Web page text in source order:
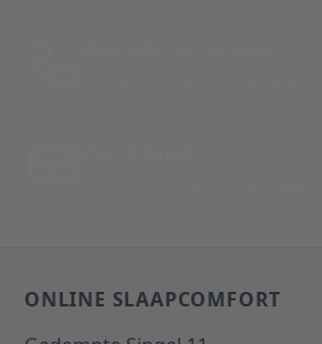
ONLINE SLAAPCOMFORT